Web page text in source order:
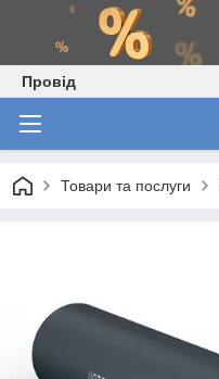
Провід
Товари та послуги